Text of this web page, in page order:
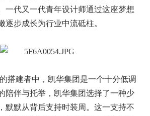
一代又一代青年设计师通过这座梦想
逐步成长为行业中流砥柱。
搭建者中，凯华集团是一个十分低调
陪伴与托举，凯华集团选择了一种少
默默从背后支持时装周。这一支持不